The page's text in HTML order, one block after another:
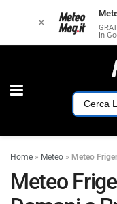
Home » Meteo » Meteo
Meteo
✕
In